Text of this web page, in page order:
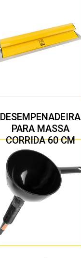
DESEMPENADEIRA
PARA MASSA
CORRIDA 60 CM